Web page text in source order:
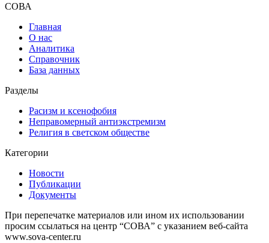
СОВА
Главная
О нас
Аналитика
Справочник
База данных
Разделы
Расизм и ксенофобия
Неправомерный антиэкстремизм
Религия в светском обществе
Категории
Новости
Публикации
Документы
При перепечатке материалов или ином их использовании
просим ссылаться на центр “СОВА” с указанием веб-сайта
www.sova-center.ru